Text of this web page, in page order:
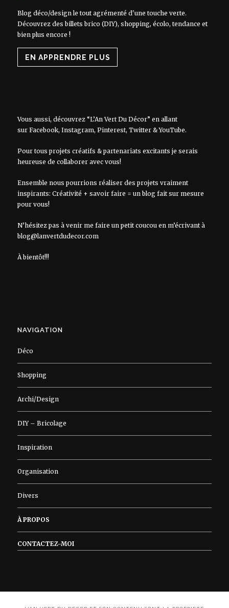
Blog déco/design le tout agrémenté d'une touche verte.
Découvrez des billets brico (DIY), shopping, écolo, tendance et
bien plus encore !
EN APPRENDRE PLUS
Vous aussi, découvrez “L’An Vert Du Décor” en allant
sur Facebook, Instagram, Pinterest, Twitter&YouTube.
Pour tous projets créatifs & partenariats excitants je serais
heureuse de collaborer avec vous!
Ensemble nous pourrions réaliser des projets vraiment
inspirants: Créativité + savoir faire = un blog fait sur mesure
pour vous!
N’hésitez pas à venir me faire un petit coucou en m’écrivant à
blog@lanvertdudecor.com
À bientôt!!!
NAVIGATION
Déco
Shopping
Archi/Design
DIY – Bricolage
Inspiration
Organisation
Divers
À PROPOS
CONTACTEZ-MOI